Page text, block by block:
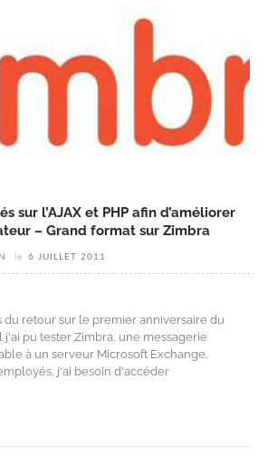
sur l’AJAX et PHP afin d’améliorer
– Grand format sur Zimbra
le 6 JUILLET 2011
du retour sur le premier anniversaire du
j'ai pu tester Zimbra, une messagerie
à un serveur Microsoft Exchange.
j'ai besoin d'accéder